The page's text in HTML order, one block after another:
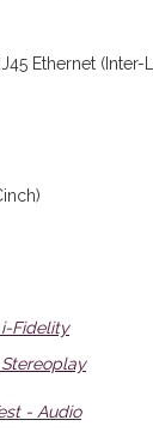
Ethernet
i-Fidelity
- Audio